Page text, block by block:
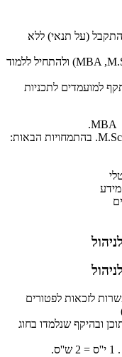
(על תנאי) ללא
בפסיכומטרי לתוכניות התואר השני (MBA ,M.Sc) ולהתחיל ללמוד
למועמדים לתכניות
מידע
לזכאות לפטורים
ובהיקף שנלמדו בחוג